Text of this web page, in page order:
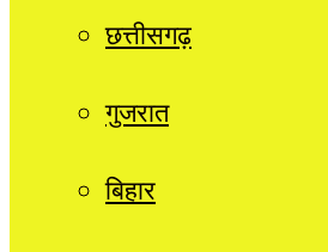
छत्तीसगढ़
गुजरात
बिहार